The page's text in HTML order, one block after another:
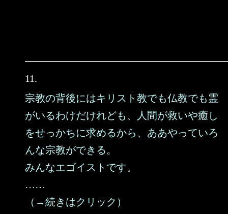
11.
宗教の背後にはキリスト教でも仏教でも霊
がいるわけだけれども、人間が救いや癒し
をせっかちに求めるから、ああやっていろ
んな宗教ができる。
みんなエゴイストです。
……
（→続きはクリック）